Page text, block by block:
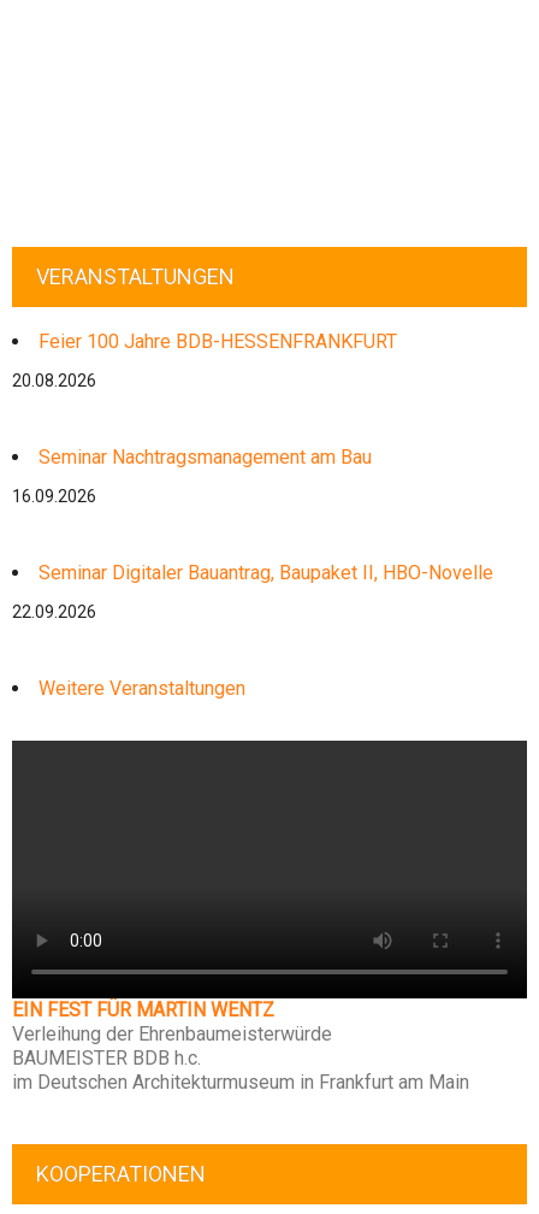
VERANSTALTUNGEN
Feier 100 Jahre BDB-HESSENFRANKFURT
20.08.2026
Seminar Nachtragsmanagement am Bau
16.09.2026
Seminar Digitaler Bauantrag, Baupaket II, HBO-Novelle
22.09.2026
Weitere Veranstaltungen
EIN FEST FÜR MARTIN WENTZ
Verleihung der Ehrenbaumeisterwürde
BAUMEISTER BDB h.c.
im Deutschen Architekturmuseum in Frankfurt am Main
KOOPERATIONEN